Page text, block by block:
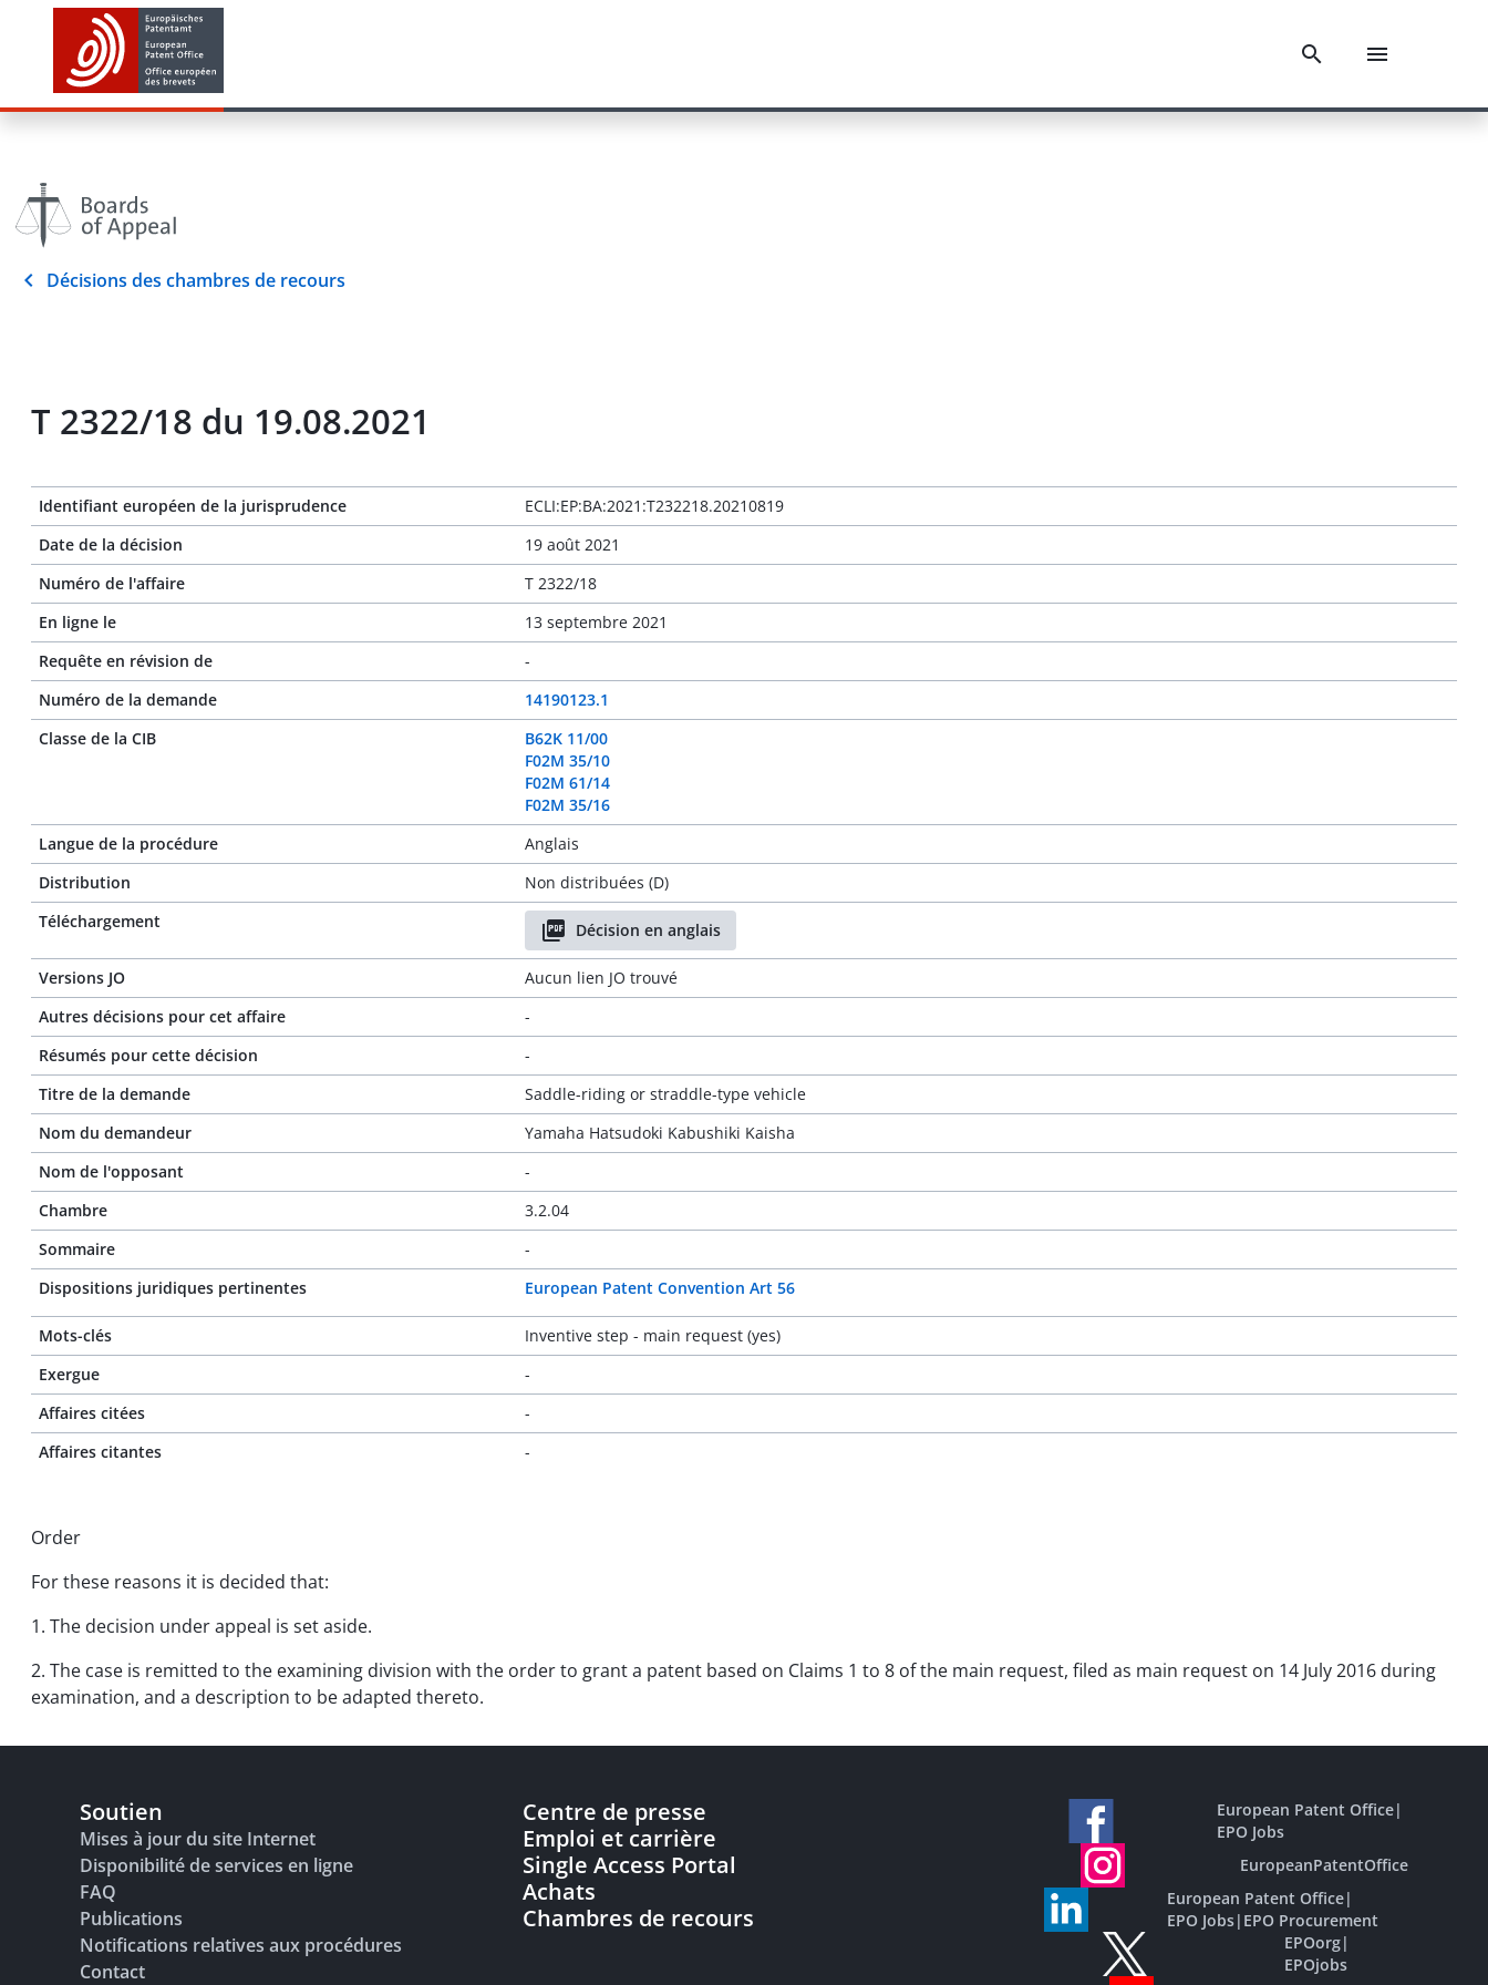
Décisions des chambres de recours
T 2322/18 du 19.08.2021
Identifiant européen de la jurisprudence
ECLI:EP:BA:2021:T232218.20210819
Date de la décision
19 août 2021
Numéro de l'affaire
T 2322/18
En ligne le
13 septembre 2021
Requête en révision de
-
Numéro de la demande
14190123.1
Classe de la CIB
B62K 11/00
F02M 35/10
F02M 61/14
F02M 35/16
Langue de la procédure
Anglais
Distribution
Non distribuées (D)
Téléchargement
Décision en anglais
Versions JO
Aucun lien JO trouvé
Autres décisions pour cet affaire
-
Résumés pour cette décision
-
Titre de la demande
Saddle-riding or straddle-type vehicle
Nom du demandeur
Yamaha Hatsudoki Kabushiki Kaisha
Nom de l'opposant
-
Chambre
3.2.04
Sommaire
-
Dispositions juridiques pertinentes
European Patent Convention Art 56
Mots-clés
Inventive step - main request (yes)
Exergue
-
Affaires citées
-
Affaires citantes
-
Order
For these reasons it is decided that:
1. The decision under appeal is set aside.
2. The case is remitted to the examining division with the order to grant a patent based on Claims 1 to 8 of the main request, filed as main request on 14 July 2016 during
examination, and a description to be adapted thereto.
Soutien
Mises à jour du site Internet
Disponibilité de services en ligne
FAQ
Publications
Notifications relatives aux procédures
Contact
Centre de presse
Emploi et carrière
Single Access Portal
Achats
Chambres de recours
European Patent Office|
EPO Jobs
EuropeanPatentOffice
European Patent Office|
EPO Jobs| EPO Procurement
EPOorg|
EPOjobs